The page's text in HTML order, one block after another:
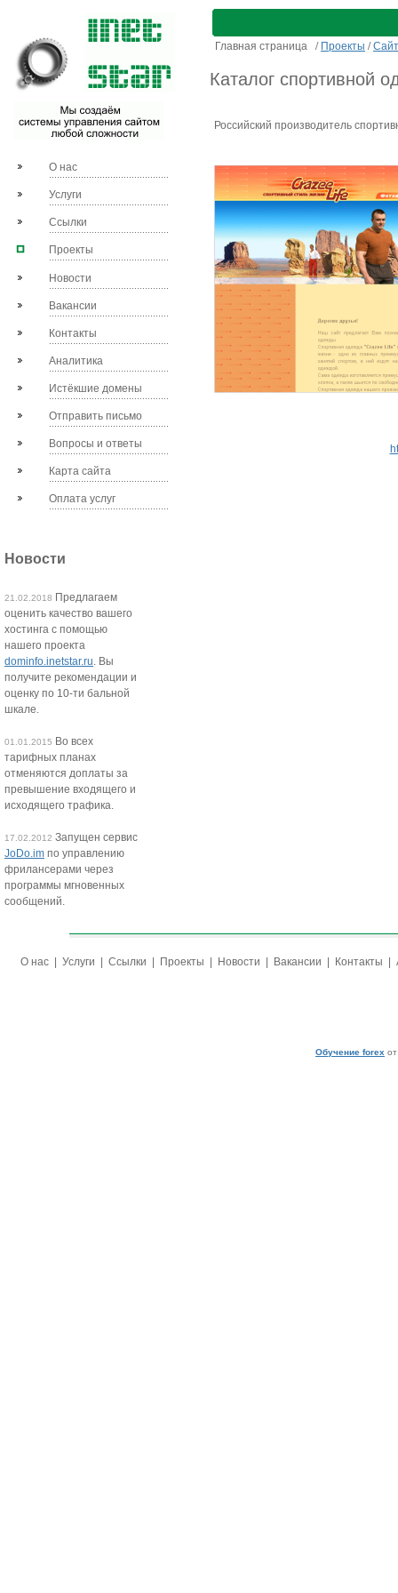
О нас
Услуги
Ссылки
Проекты
Новости
Вакансии
Контакты
Аналитика
Истёкшие домены
Отправить письмо
Вопросы и ответы
Карта сайта
Оплата услуг
Новости
21.02.2018 Предлагаем
оценить качество вашего
хостинга с помощью
нашего проекта
dominfo.inetstar.ru. Вы
получите рекомендации и
оценку по 10-ти бальной
шкале.
01.01.2015 Во всех
тарифных планах
отменяются доплаты за
превышение входящего и
исходящего трафика.
17.02.2012 Запущен сервис
JoDo.im по управлению
фрилансерами через
программы мгновенных
сообщений.
Главная страница / Проекты /
Каталог спортивной
Российский производитель
О нас Услуги Ссылки Проекты Новости Вакансии Контакты
Обучение forex